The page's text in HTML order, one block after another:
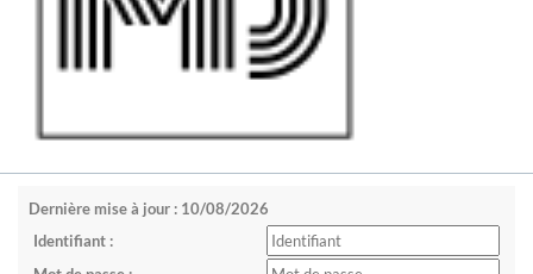
Dernière mise à jour : 10/08/2026
Identifiant :